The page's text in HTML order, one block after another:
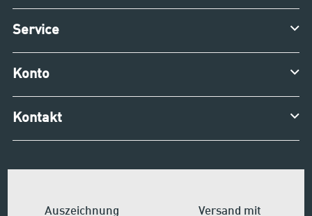
Service
Konto
Kontakt
Auszeichnung Versand mit